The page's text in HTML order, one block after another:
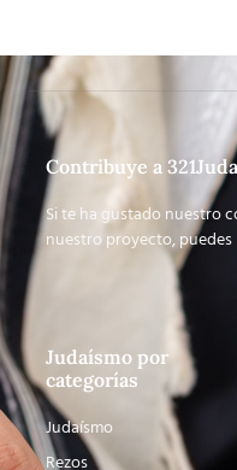
Contribuye a
Si te ha gustado nuestro
nuestro proyecto,
Judaísmo por
categorías
Judaísmo
Rezos